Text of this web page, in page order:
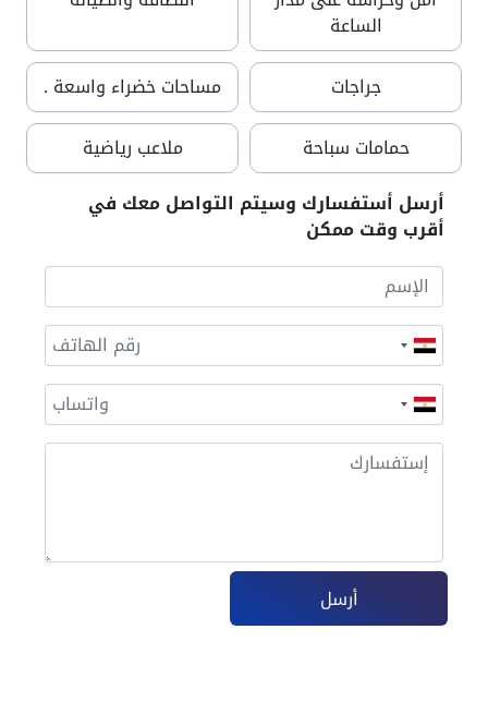
الساعة
جراجات
مساحات خضراء واسعة .
حمامات سباحة
ملاعب رياضية
أرسل أستفسارك وسيتم التواصل معك في
أقرب وقت ممكن
أرسل